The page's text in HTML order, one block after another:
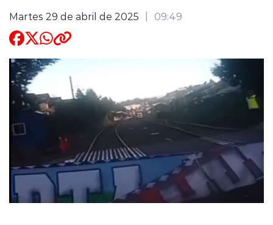
Martes 29 de abril de 2025 09:49